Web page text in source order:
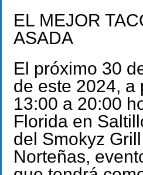
EL MEJOR
ASADA
El próximo 30
de este 2024, a
13:00 a 20:00
Florida en
del Smokyz
Norteñas,